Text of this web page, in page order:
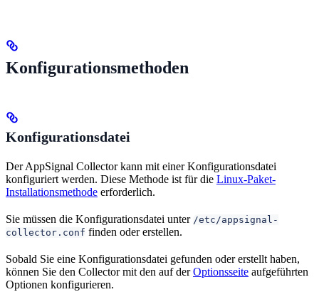
Konfigurationsmethoden
Konfigurationsdatei
Der AppSignal Collector kann mit einer Konfigurationsdatei
konfiguriert werden. Diese Methode ist für die Linux-Paket-
Installationsmethode erforderlich.
Sie müssen die Konfigurationsdatei unter /etc/appsignal-
collector.conf finden oder erstellen.
Sobald Sie eine Konfigurationsdatei gefunden oder erstellt haben,
können Sie den Collector mit den auf derOptionsseite aufgeführten
Optionen konfigurieren.